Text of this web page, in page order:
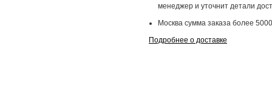
менеджер и уточнит детали
Москва сумма заказа более
Подробнее о доставке